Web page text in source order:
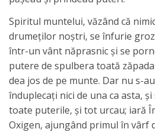
Spiritul muntelui, văzând că
drumeţilor noştri, se înfurie
într-un vânt năprasnic şi se
putere de spulbera toată
dea jos de pe munte. Dar nu s-
înduplecaţi nici de una ca asta,
toate puterile, şi tot urcau; iară
Oxigen, ajungând primul în vârf